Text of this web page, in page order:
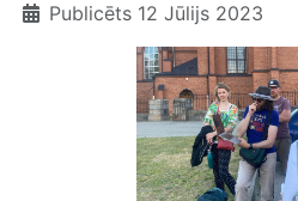
Publicēts 12 Jūlijs 2023